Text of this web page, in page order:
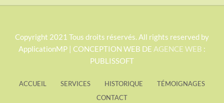
S
Copyright 2021 Tous droits réservés. All rights reserved by
ApplicationMP | CONCEPTION WEB DE AGENCE WEB :
PUBLISSOFT
ACCUEIL SERVICES HISTORIQUE
TÉMOIGNAGES
CONTACT